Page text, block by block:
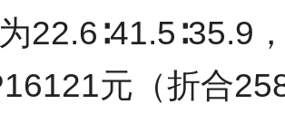
22.6∶41.5∶35.9
元（折合